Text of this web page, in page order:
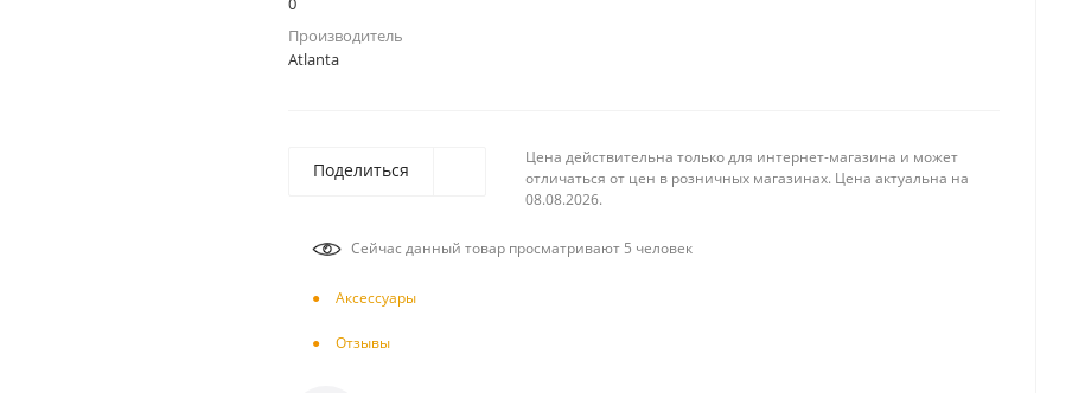
Производитель
Atlanta
Поделиться
Цена действительна только для интернет-магазина и может
отличаться от цен в розничных магазинах. Цена актуальна на
08.08.2026.
Сейчас данный товар просматривают 5 человек
Аксесcуары
Отзывы